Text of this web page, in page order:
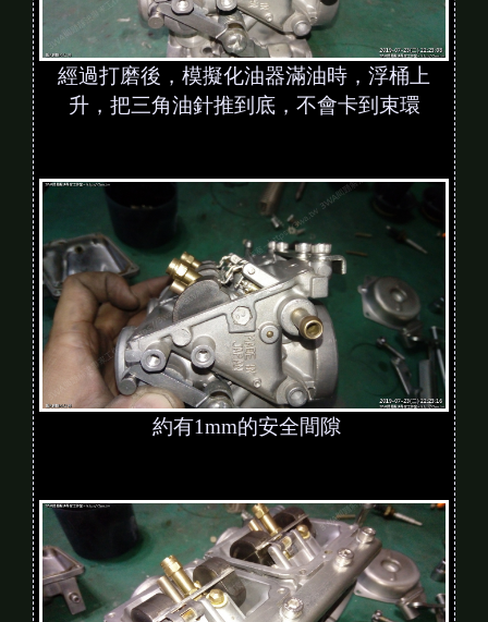
經過打磨後，模擬化油器滿油時，浮桶上
升，把三角油針推到底，不會卡到束環
約有1mm的安全間隙